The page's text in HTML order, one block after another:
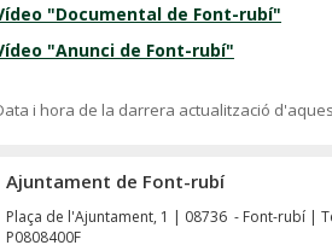
"Documental de Font-rubí"
"Anunci de Font-rubí"
i hora de la darrera actualització
Ajuntament de Font-rubí
Plaça de l'Ajuntament, 1 | 08736 - Font-rubí |
P0808400F